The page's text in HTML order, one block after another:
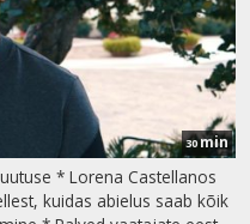
30min
* Lorena Castellanos
kuidas abielus saab kõik